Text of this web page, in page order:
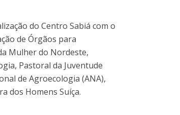
do Centro Sabiá com o
de Órgãos para
Mulher do Nordeste,
Pastoral da Juventude
de Agroecologia (ANA),
dos Homens Suíça.